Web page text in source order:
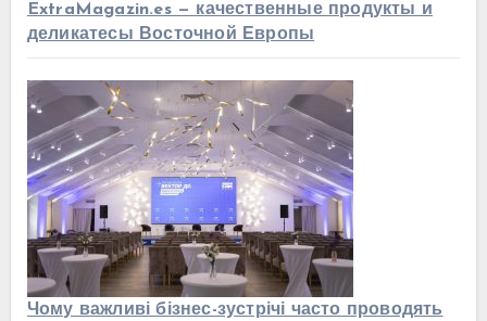
ExtraMagazin.es — качественные продукты и
деликатесы Восточной Европы
Чому важливі бізнес-зустрічі часто проводять